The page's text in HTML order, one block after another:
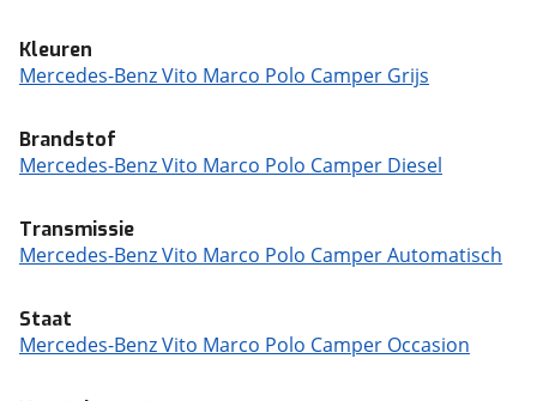
Kleuren
Mercedes-Benz Vito Marco Polo Camper Grijs
Brandstof
Mercedes-Benz Vito Marco Polo Camper Diesel
Transmissie
Mercedes-Benz Vito Marco Polo Camper Automatisch
Staat
Mercedes-Benz Vito Marco Polo Camper Occasion